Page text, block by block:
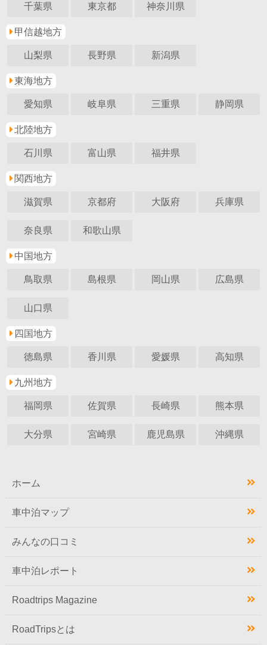
千葉県 東京都 神奈川県
甲信越地方
山梨県 長野県 新潟県
東海地方
愛知県 岐阜県 三重県 静岡県
北陸地方
石川県 富山県 福井県
関西地方
滋賀県 京都府 大阪府 兵庫県
奈良県 和歌山県
中国地方
鳥取県 島根県 岡山県 広島県
山口県
四国地方
徳島県 香川県 愛媛県 高知県
九州地方
福岡県 佐賀県 長崎県 熊本県
大分県 宮崎県 鹿児島県 沖縄県
ホーム
車中泊マップ
みんなの口コミ
車中泊レポート
Roadtrips Magazine
RoadTripsとは